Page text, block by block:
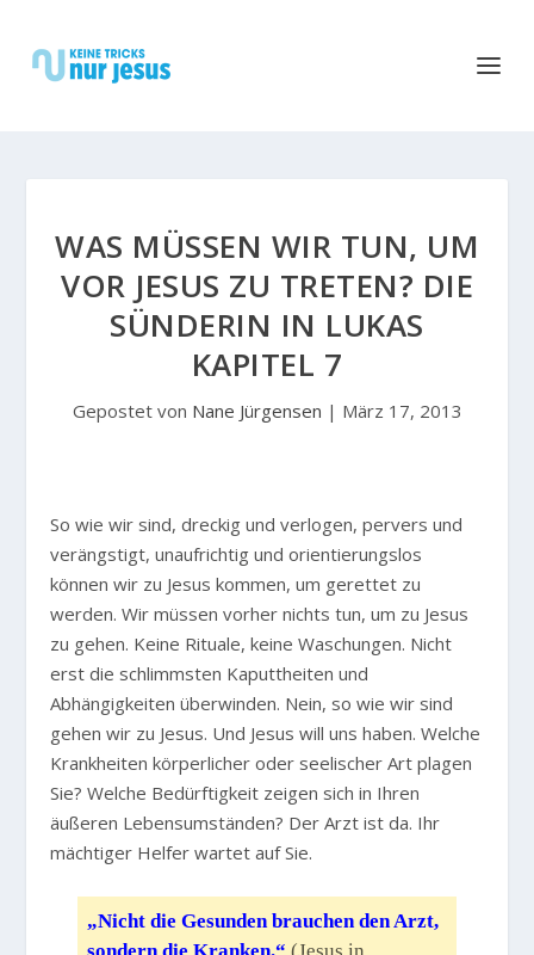
WAS MÜSSEN WIR TUN, UM
VOR JESUS ZU TRETEN? DIE
SÜNDERIN IN LUKAS
KAPITEL 7
Gepostet von Nane Jürgensen | März 17, 2013
So wie wir sind, dreckig und verlogen, pervers und
verängstigt, unaufrichtig und orientierungslos
können wir zu Jesus kommen, um gerettet zu
werden. Wir müssen vorher nichts tun, um zu Jesus
zu gehen. Keine Rituale, keine Waschungen. Nicht
erst die schlimmsten Kaputtheiten und
Abhängigkeiten überwinden. Nein, so wie wir sind
gehen wir zu Jesus. Und Jesus will uns haben. Welche
Krankheiten körperlicher oder seelischer Art plagen
Sie? Welche Bedürftigkeit zeigen sich in Ihren
äußeren Lebensumständen? Der Arzt ist da. Ihr
mächtiger Helfer wartet auf Sie.
„Nicht die Gesunden brauchen den Arzt,
sondern die Kranken.“ (Jesus in